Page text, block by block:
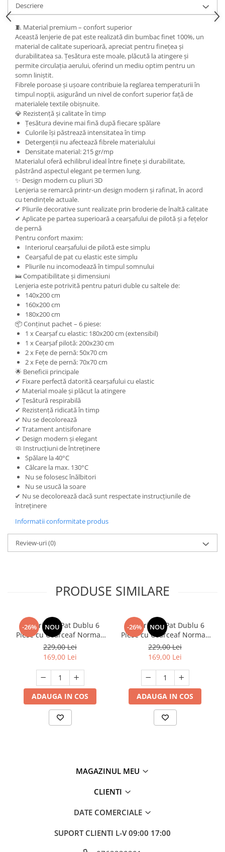
Descriere
🧵 Material premium – confort superior
Această lenjerie de pat este realizată din bumbac finet 100%, un
material de calitate superioară, apreciat pentru finețea și
durabilitatea sa. Țesătura este moale, plăcută la atingere și
permite circulația aerului, oferind un mediu optim pentru un
somn liniștit.
Fibrele poroase și ușoare contribuie la reglarea temperaturii în
timpul nopții, asigurând un nivel de confort superior față de
materialele textile obișnuite.
💎 Rezistență și calitate în timp
Țesătura devine mai fină după fiecare spălare
Culorile își păstrează intensitatea în timp
Detergenții nu afectează fibrele materialului
Densitate material: 215 gr/mp
Materialul oferă echilibrul ideal între finețe și durabilitate,
păstrând aspectul elegant pe termen lung.
✨ Design modern cu pliuri 3D
Lenjeria se remarcă printr-un design modern și rafinat, în acord
cu tendințele actuale.
✔ Pliurile decorative sunt realizate prin broderie de înaltă calitate
✔ Aplicate pe partea superioară a cearșafului de pilotă și a fețelor
de pernă
Pentru confort maxim:
Interiorul cearșafului de pilotă este simplu
Cearșaful de pat cu elastic este simplu
Pliurile nu incomodează în timpul somnului
🛌 Compatibilitate și dimensiuni
Lenjeria este potrivită pentru paturi duble cu saltele de:
140x200 cm
160x200 cm
180x200 cm
📦 Conținut pachet – 6 piese:
1 x Cearșaf cu elastic: 180x200 cm (extensibil)
1 x Cearșaf pilotă: 200x230 cm
2 x Fețe de pernă: 50x70 cm
2 x Fețe de pernă: 70x70 cm
🌟 Beneficii principale
✔ Fixare perfectă datorită cearșafului cu elastic
✔ Material moale și plăcut la atingere
✔ Țesătură respirabilă
✔ Rezistență ridicată în timp
✔ Nu se decolorează
✔ Tratament antisifonare
✔ Design modern și elegant
🧼 Instrucțiuni de întreținere
Spălare la 40°C
Călcare la max. 130°C
Nu se folosesc înălbitori
Nu se usucă la soare
✔ Nu se decolorează dacă sunt respectate instrucțiunile de
întreținere
Informatii conformitate produs
Review-uri(0)
PRODUSE SIMILARE
-26% NOU
Lenjerie de Pat Dublu 6
Piese cu Cearceaf Normal,
Pliuri 3D, Bumbac Finet
100%
229,00 Lei
169,00 Lei
ADAUGA IN COS
-26% NOU
Lenjerie de Pat Dublu 6
Piese cu Cearceaf Normal,
Pliuri 3D, Bumbac Finet
100%
229,00 Lei
169,00 Lei
ADAUGA IN COS
MAGAZINUL MEU
CLIENTI
DATE COMERCIALE
SUPORT CLIENTI L-V 09:00 17:00